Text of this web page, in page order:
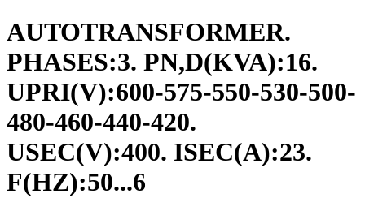
AUTOTRANSFORMER.
PHASES:3. PN,D(KVA):16.
UPRI(V):600-575-550-530-500-
480-460-440-420.
USEC(V):400. ISEC(A):23.
F(HZ):50...6